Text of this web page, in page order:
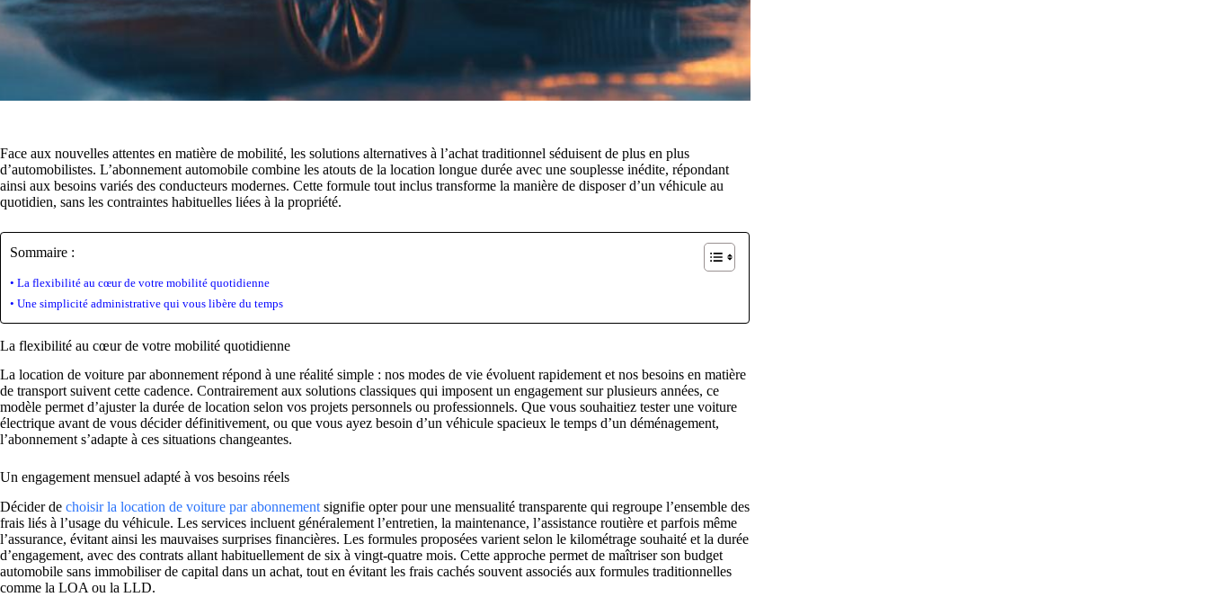
Face aux nouvelles attentes en matière de mobilité, les solutions alternatives à l’achat traditionnel séduisent de plus en plus
d’automobilistes. L’abonnement automobile combine les atouts de la location longue durée avec une souplesse inédite, répondant
ainsi aux besoins variés des conducteurs modernes. Cette formule tout inclus transforme la manière de disposer d’un véhicule au
quotidien, sans les contraintes habituelles liées à la propriété.
Sommaire :
La flexibilité au cœur de votre mobilité quotidienne
Une simplicité administrative qui vous libère du temps
La flexibilité au cœur de votre mobilité quotidienne
La location de voiture par abonnement répond à une réalité simple : nos modes de vie évoluent rapidement et nos besoins en matière
de transport suivent cette cadence. Contrairement aux solutions classiques qui imposent un engagement sur plusieurs années, ce
modèle permet d’ajuster la durée de location selon vos projets personnels ou professionnels. Que vous souhaitiez tester une voiture
électrique avant de vous décider définitivement, ou que vous ayez besoin d’un véhicule spacieux le temps d’un déménagement,
l’abonnement s’adapte à ces situations changeantes.
Un engagement mensuel adapté à vos besoins réels
Décider de choisir la location de voiture par abonnement signifie opter pour une mensualité transparente qui regroupe l’ensemble des
frais liés à l’usage du véhicule. Les services incluent généralement l’entretien, la maintenance, l’assistance routière et parfois même
l’assurance, évitant ainsi les mauvaises surprises financières. Les formules proposées varient selon le kilométrage souhaité et la durée
d’engagement, avec des contrats allant habituellement de six à vingt-quatre mois. Cette approche permet de maîtriser son budget
automobile sans immobiliser de capital dans un achat, tout en évitant les frais cachés souvent associés aux formules traditionnelles
comme la LOA ou la LLD.